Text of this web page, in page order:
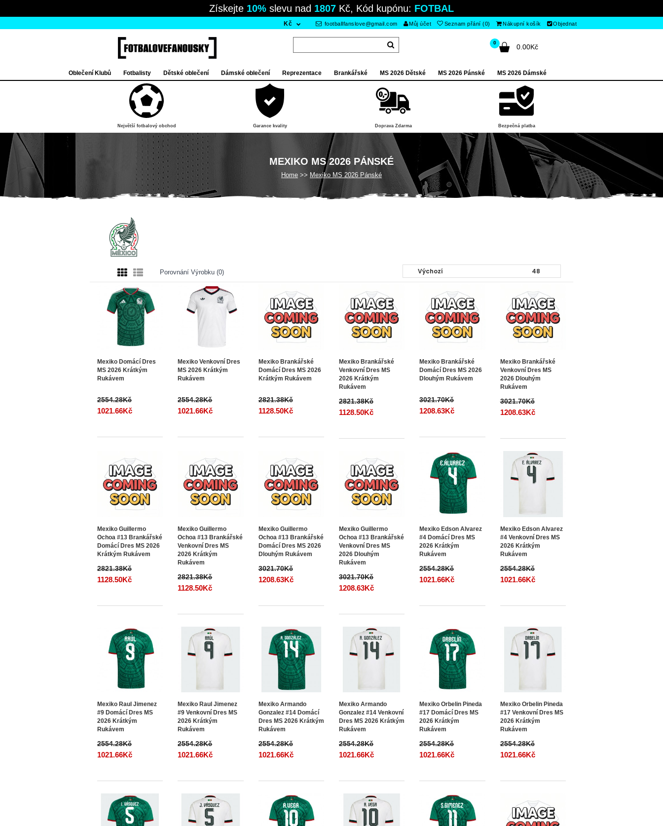
Získejte 10% slevu nad 1807 Kč, Kód kupónu: FOTBAL
Kč footballfanslove@gmail.com Můj účet Seznam přání (0) Nákupní košík Objednat
0
0.00Kč
Oblečení Klubů Fotbalisty Dětské oblečení Dámské oblečení Reprezentace Brankářské MS 2026 Dětské MS 2026 Pánské MS 2026 Dámské
Největší fotbalový obchod Garance kvality Doprava Zdarma Bezpečná platba
MEXIKO MS 2026 PÁNSKÉ
Home Mexiko MS 2026 Pánské
Porovnání Výrobku (0)
Mexiko Domácí Dres
MS 2026 Krátkým
Rukávem
2554.28Kč
1021.66Kč
Mexiko Venkovní Dres
MS 2026 Krátkým
Rukávem
2554.28Kč
1021.66Kč
Mexiko Brankářské
Domácí Dres MS 2026
Krátkým Rukávem
2821.38Kč
1128.50Kč
Mexiko Brankářské
Venkovní Dres MS
2026 Krátkým
Rukávem
2821.38Kč
1128.50Kč
Mexiko Brankářské
Domácí Dres MS 2026
Dlouhým Rukávem
3021.70Kč
1208.63Kč
Mexiko Brankářské
Venkovní Dres MS
2026 Dlouhým
Rukávem
3021.70Kč
1208.63Kč
Mexiko Guillermo
Ochoa #13 Brankářské
Domácí Dres MS 2026
Krátkým Rukávem
2821.38Kč
1128.50Kč
Mexiko Guillermo
Ochoa #13 Brankářské
Venkovní Dres MS
2026 Krátkým
Rukávem
2821.38Kč
1128.50Kč
Mexiko Guillermo
Ochoa #13 Brankářské
Domácí Dres MS 2026
Dlouhým Rukávem
3021.70Kč
1208.63Kč
Mexiko Guillermo
Ochoa #13 Brankářské
Venkovní Dres MS
2026 Dlouhým
Rukávem
3021.70Kč
1208.63Kč
Mexiko Edson Alvarez
#4 Domácí Dres MS
2026 Krátkým
Rukávem
2554.28Kč
1021.66Kč
Mexiko Edson Alvarez
#4 Venkovní Dres MS
2026 Krátkým
Rukávem
2554.28Kč
1021.66Kč
Mexiko Raul Jimenez
#9 Domácí Dres MS
2026 Krátkým
Rukávem
2554.28Kč
1021.66Kč
Mexiko Raul Jimenez
#9 Venkovní Dres MS
2026 Krátkým
Rukávem
2554.28Kč
1021.66Kč
Mexiko Armando
Gonzalez #14 Domácí
Dres MS 2026 Krátkým
Rukávem
2554.28Kč
1021.66Kč
Mexiko Armando
Gonzalez #14 Venkovní
Dres MS 2026 Krátkým
Rukávem
2554.28Kč
1021.66Kč
Mexiko Orbelin Pineda
#17 Domácí Dres MS
2026 Krátkým
Rukávem
2554.28Kč
1021.66Kč
Mexiko Orbelin Pineda
#17 Venkovní Dres MS
2026 Krátkým
Rukávem
2554.28Kč
1021.66Kč